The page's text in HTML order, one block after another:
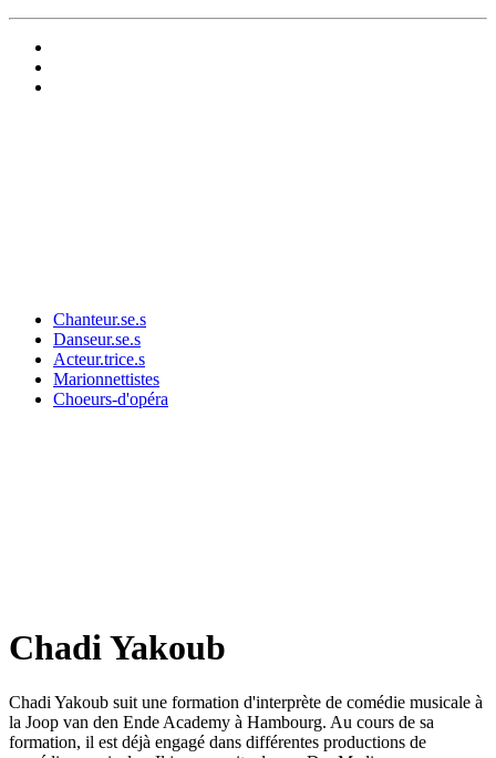
Chanteur.se.s
Danseur.se.s
Acteur.trice.s
Marionnettistes
Choeurs-d'opéra
Chadi Yakoub
Chadi Yakoub suit une formation d'interprète de comédie musicale à
la Joop van den Ende Academy à Hambourg. Au cours de sa
formation, il est déjà engagé dans différentes productions de